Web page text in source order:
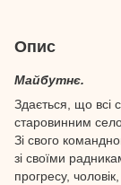
Опис
Майбутнє.
Здається, що всі
старовинним
Зі свого
зі своїми
прогресу,